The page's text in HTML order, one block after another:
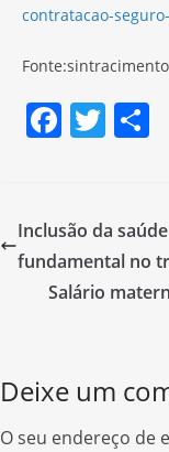
contratacao-
F
e
b
o
T
er e
Inclusão da
fundamental no
Salário
Deixe um
O seu endereço de